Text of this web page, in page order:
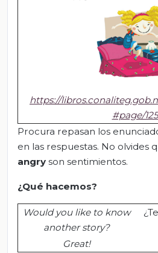
https://
#page/125
Procura repasan los
en las respuestas. No olvides
angry son sentimientos.
¿Qué hacemos?
Would you like to know
another story?
Great!